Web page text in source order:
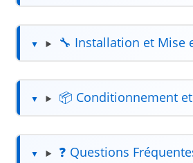
🔧 Installation et Mise
📦 Conditionnement
❓ Questions